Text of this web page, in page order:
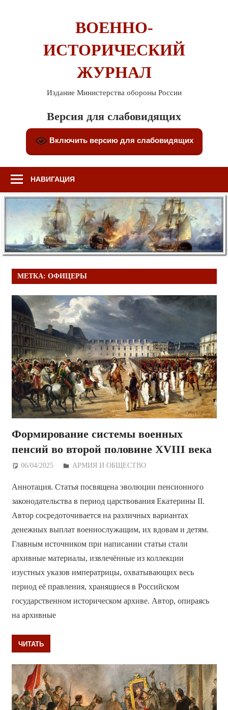
ВОЕННО-
ИСТОРИЧЕСКИЙ
ЖУРНАЛ
Издание Министерства обороны России
Версия для слабовидящих
Включить версию для слабовидящих
НАВИГАЦИЯ
МЕТКА: ОФИЦЕРЫ
Формирование системы военных
пенсий во второй половине XVIII века
06/04/2025 Дежурный по Редакции
АРМИЯ И ОБЩЕСТВО
Аннотация. Статья посвящена эволюции пенсионного
законодательства в период царствования Екатерины II.
Автор сосредоточивается на различных вариантах
денежных выплат военнослужащим, их вдовам и детям.
Главным источником при написании статьи стали
архивные материалы, извлечённые из коллекции
изустных указов императрицы, охватывающих весь
период её правления, хранящиеся в Российском
государственном историческом архиве. Автор, опираясь
на архивные
ЧИТАТЬ